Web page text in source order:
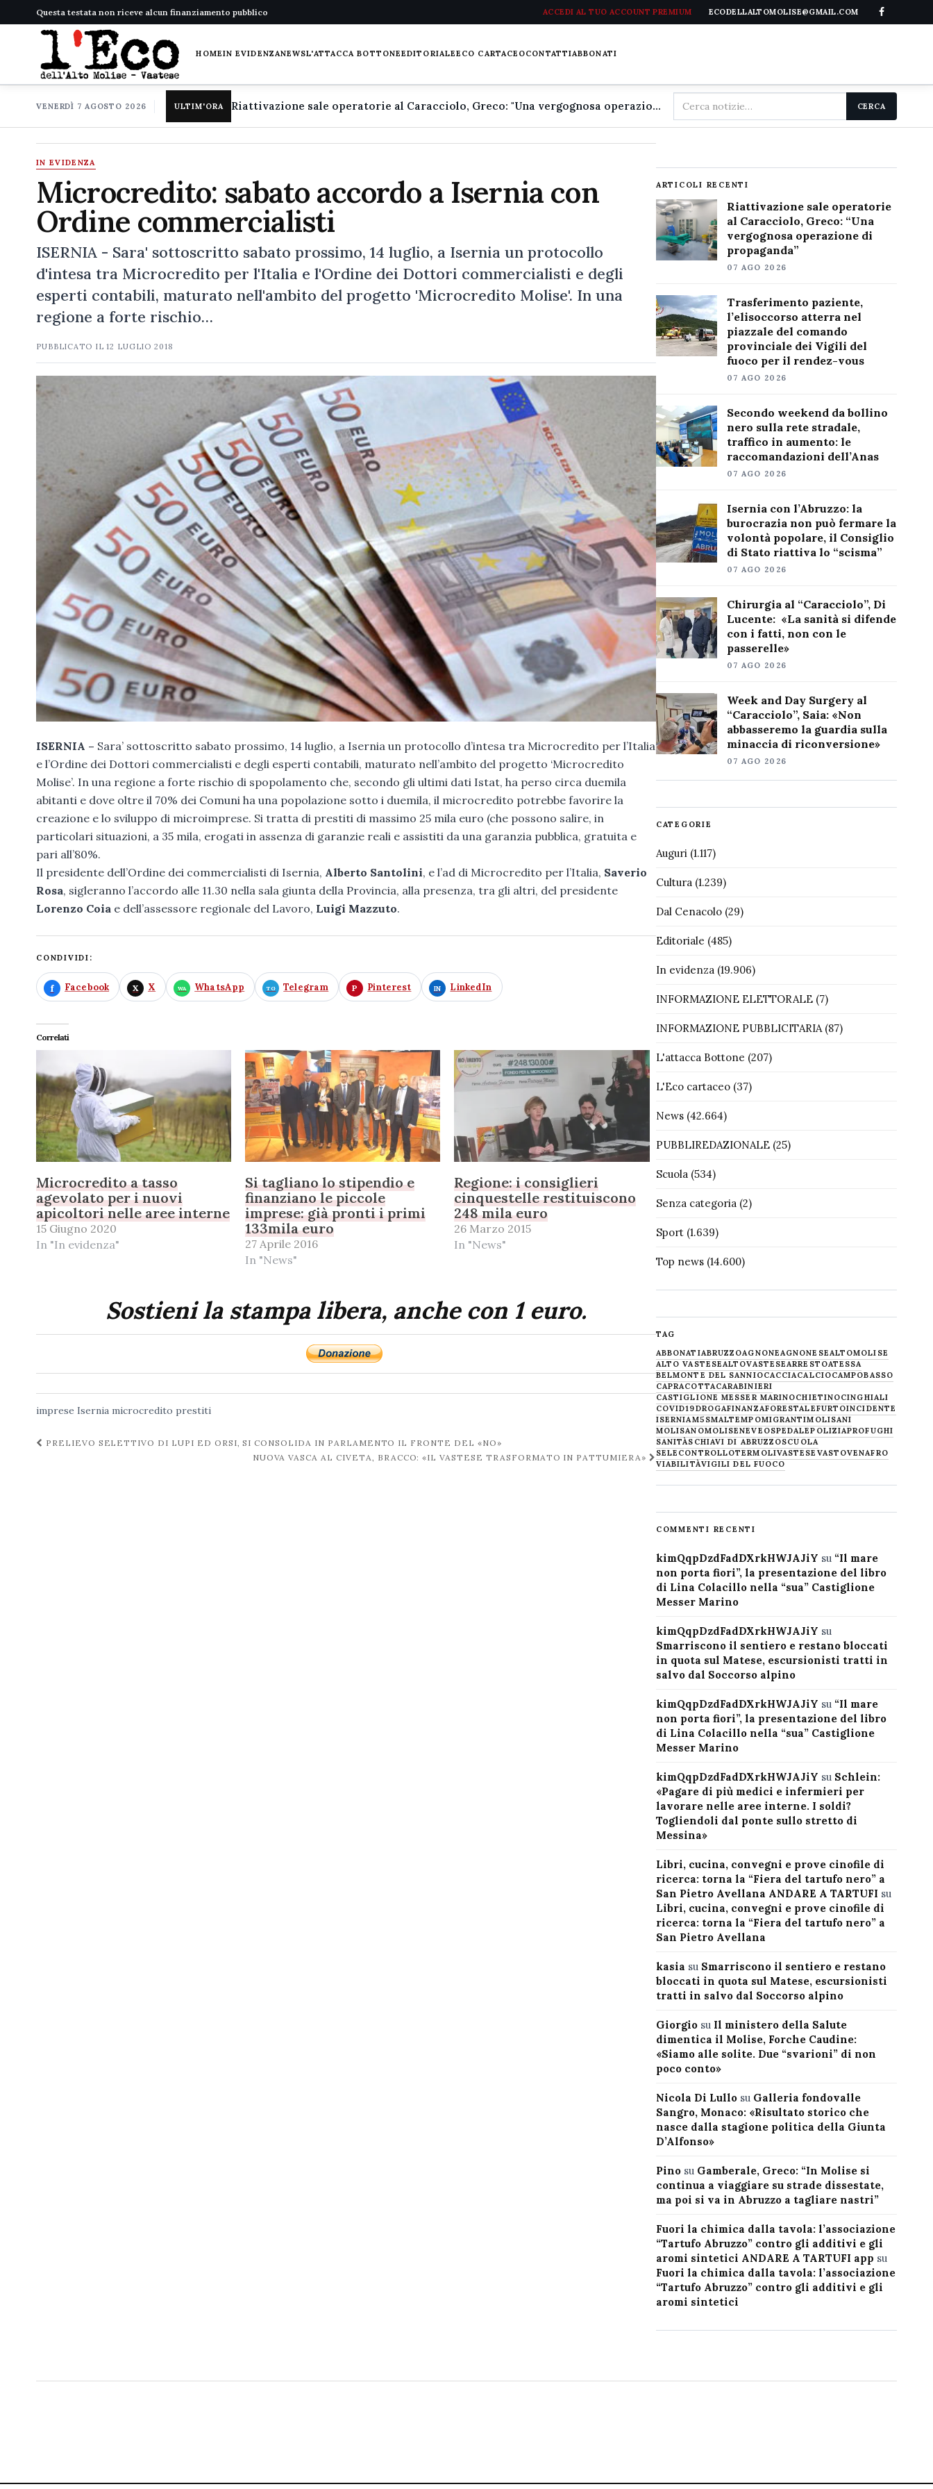
Questa testata non riceve alcun finanziamento pubblico ACCEDI AL TUO ACCOUNT PREMIUM ECODELLALTOMOLISE@GMAIL.COM
HOMEIN EVIDENZANEWSL'ATTACCA BOTTONEEDITORIALEECO CARTACEOCONTATTIABBONATI
VENERDÌ 7 AGOSTO 2026 ULTIM'ORA Riattivazione sale operatorie al Caracciolo, Greco: "Una vergognosa operazione di propaganda"
Cerca
nel
CERCA
IN EVIDENZA
Microcredito: sabato accordo a Isernia con
Ordine commercialisti
ISERNIA - Sara' sottoscritto sabato prossimo, 14 luglio, a Isernia un protocollo
d'intesa tra Microcredito per l'Italia e l'Ordine dei Dottori commercialisti e degli
esperti contabili, maturato nell'ambito del progetto 'Microcredito Molise'. In una
regione a forte rischio…
PUBBLICATO IL12 LUGLIO 2018
ISERNIA – Sara’ sottoscritto sabato prossimo, 14 luglio, a Isernia un protocollo d’intesa tra Microcredito per l’Italia
e l’Ordine dei Dottori commercialisti e degli esperti contabili, maturato nell’ambito del progetto ‘Microcredito
Molise’. In una regione a forte rischio di spopolamento che, secondo gli ultimi dati Istat, ha perso circa duemila
abitanti e dove oltre il 70% dei Comuni ha una popolazione sotto i duemila, il microcredito potrebbe favorire la
creazione e lo sviluppo di microimprese. Si tratta di prestiti di massimo 25 mila euro (che possono salire, in
particolari situazioni, a 35 mila, erogati in assenza di garanzie reali e assistiti da una garanzia pubblica, gratuita e
pari all’80%.
Il presidente dell’Ordine dei commercialisti di Isernia, Alberto Santolini, e l’ad di Microcredito per l’Italia, Saverio
Rosa, sigleranno l’accordo alle 11.30 nella sala giunta della Provincia, alla presenza, tra gli altri, del presidente
Lorenzo Coia e dell’assessore regionale del Lavoro, Luigi Mazzuto.
CONDIVIDI:
Facebook X WhatsApp Telegram Pinterest LinkedIn
Correlati
Microcredito a tasso
agevolato per i nuovi
apicoltori nelle aree interne
15 Giugno 2020
In "In evidenza"
Si tagliano lo stipendio e
finanziano le piccole
imprese: già pronti i primi
133mila euro
27 Aprile 2016
In "News"
Regione: i consiglieri
cinquestelle restituiscono
248 mila euro
26 Marzo 2015
In "News"
Sostieni la stampa libera, anche con 1 euro.
imprese Isernia microcredito prestiti
Navigazione
PRELIEVO SELETTIVO DI LUPI ED ORSI, SI CONSOLIDA IN PARLAMENTO IL FRONTE DEL «NO»
NUOVA VASCA AL CIVETA, BRACCO: «IL VASTESE TRASFORMATO IN PATTUMIERA»
ARTICOLI RECENTI
Riattivazione sale operatorie
al Caracciolo, Greco: “Una
vergognosa operazione di
propaganda”
07 AGO 2026
Trasferimento paziente,
l’elisoccorso atterra nel
piazzale del comando
provinciale dei Vigili del
fuoco per il rendez-vous
07 AGO 2026
Secondo weekend da bollino
nero sulla rete stradale,
traffico in aumento: le
raccomandazioni dell’Anas
07 AGO 2026
Isernia con l’Abruzzo: la
burocrazia non può fermare la
volontà popolare, il Consiglio
di Stato riattiva lo “scisma”
07 AGO 2026
Chirurgia al “Caracciolo”, Di
Lucente: «La sanità si difende
con i fatti, non con le
passerelle»
07 AGO 2026
Week and Day Surgery al
“Caracciolo”, Saia: «Non
abbasseremo la guardia sulla
minaccia di riconversione»
07 AGO 2026
CATEGORIE
Auguri(1.117)
Cultura(1.239)
Dal Cenacolo(29)
Editoriale (485)
In evidenza(19.906)
INFORMAZIONE ELETTORALE(7)
INFORMAZIONE PUBBLICITARIA(87)
L'attacca Bottone (207)
L'Eco cartaceo(37)
News(42.664)
PUBBLIREDAZIONALE(25)
Scuola(534)
Senza categoria(2)
Sport(1.639)
Top news(14.600)
TAG
ABBONATIABRUZZOAGNONEAGNONESEALTOMOLISE
ALTO VASTESEALTOVASTESEARRESTOATESSA
BELMONTE DEL SANNIOCACCIACALCIOCAMPOBASSO
CAPRACOTTACARABINIERI
CASTIGLIONE MESSER MARINOCHIETINOCINGHIALI
COVID19DROGAFINANZAFORESTALEFURTOINCIDENTE
ISERNIAM5SMALTEMPOMIGRANTIMOLISANI
MOLISANOMOLISENEVE OSPEDALEPOLIZIAPROFUGHI
SANITÀSCHIAVI DI ABRUZZOSCUOLA
SELECONTROLLOTERMOLIVASTESE VASTOVENAFRO
VIABILITÀVIGILI DEL FUOCO
COMMENTI RECENTI
kimQqpDzdFadDXrkHWJAJiY su “Il mare
non porta fiori”, la presentazione del libro
di Lina Colacillo nella “sua” Castiglione
Messer Marino
kimQqpDzdFadDXrkHWJAJiY su
Smarriscono il sentiero e restano bloccati
in quota sul Matese, escursionisti tratti in
salvo dal Soccorso alpino
kimQqpDzdFadDXrkHWJAJiY su “Il mare
non porta fiori”, la presentazione del libro
di Lina Colacillo nella “sua” Castiglione
Messer Marino
kimQqpDzdFadDXrkHWJAJiY su Schlein:
«Pagare di più medici e infermieri per
lavorare nelle aree interne. I soldi?
Togliendoli dal ponte sullo stretto di
Messina»
Libri, cucina, convegni e prove cinofile di
ricerca: torna la “Fiera del tartufo nero” a
San Pietro Avellana ANDARE A TARTUFI su
Libri, cucina, convegni e prove cinofile di
ricerca: torna la “Fiera del tartufo nero” a
San Pietro Avellana
kasia su Smarriscono il sentiero e restano
bloccati in quota sul Matese, escursionisti
tratti in salvo dal Soccorso alpino
Giorgiosu Il ministero della Salute
dimentica il Molise, Forche Caudine:
«Siamo alle solite. Due “svarioni” di non
poco conto»
Nicola Di Lullosu Galleria fondovalle
Sangro, Monaco: «Risultato storico che
nasce dalla stagione politica della Giunta
D’Alfonso»
Pinosu Gamberale, Greco: “In Molise si
continua a viaggiare su strade dissestate,
ma poi si va in Abruzzo a tagliare nastri”
Fuori la chimica dalla tavola: l’associazione
“Tartufo Abruzzo” contro gli additivi e gli
aromi sintetici ANDARE A TARTUFI app su
Fuori la chimica dalla tavola: l’associazione
“Tartufo Abruzzo” contro gli additivi e gli
aromi sintetici